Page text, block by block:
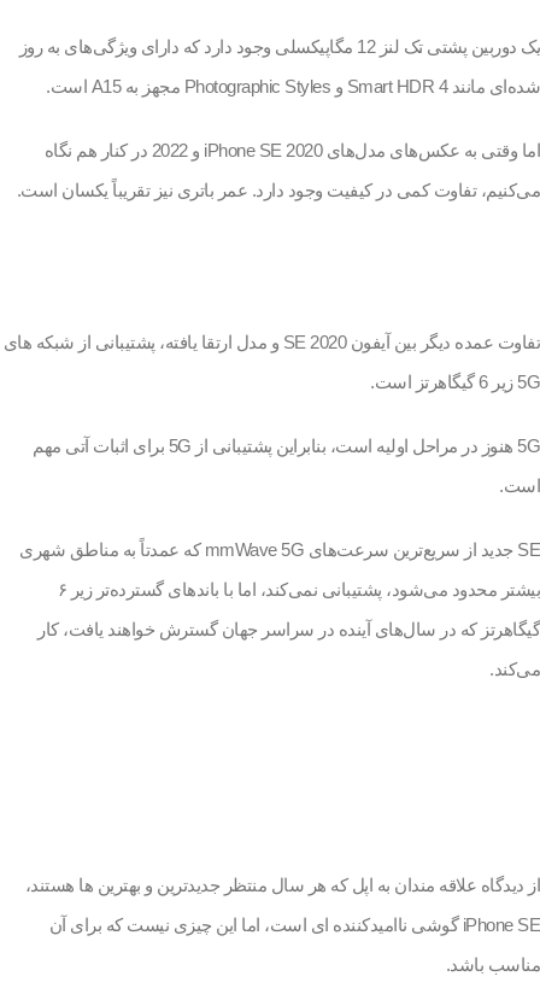
یک دوربین پشتی تک لنز 12 مگاپیکسلی وجود دارد که دارای ویژگی‌های به روز
شده‌ای مانند Smart HDR 4 و Photographic Styles مجهز به A15 است.
اما وقتی به عکس‌های مدل‌های iPhone SE 2020 و 2022 در کنار هم نگاه
می‌کنیم، تفاوت کمی در کیفیت وجود دارد. عمر باتری نیز تقریباً یکسان است.
تفاوت عمده دیگر بین آیفون SE 2020 و مدل ارتقا یافته، پشتیبانی از شبکه های
5G زیر 6 گیگاهرتز است.
5G هنوز در مراحل اولیه است، بنابراین پشتیبانی از 5G برای اثبات آتی مهم
است.
SE جدید از سریع‌ترین سرعت‌های mmWave 5G که عمدتاً به مناطق شهری
بیشتر محدود می‌شود، پشتیبانی نمی‌کند، اما با باندهای گسترده‌تر زیر ۶
گیگاهرتز که در سال‌های آینده در سراسر جهان گسترش خواهند یافت، کار
می‌کند.
از دیدگاه علاقه مندان به اپل که هر سال منتظر جدیدترین و بهترین ها هستند،
iPhone SE گوشی ناامیدکننده ای است، اما این چیزی نیست که برای آن
مناسب باشد.